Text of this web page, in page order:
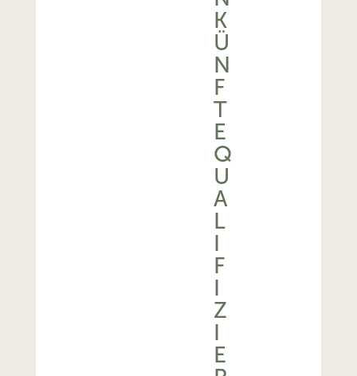
K
Ü
N
F
T
E
Q
U
A
L
I
F
I
Z
I
E